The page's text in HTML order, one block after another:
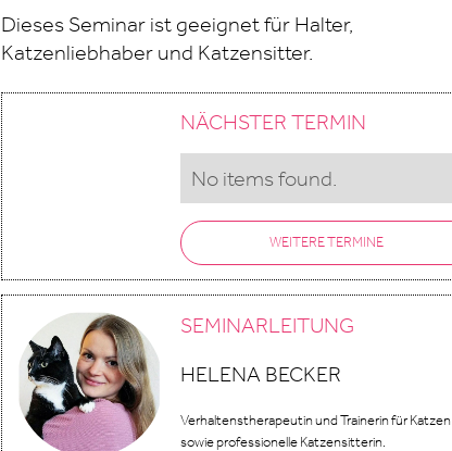
Dieses Seminar ist geeignet für Halter,
Katzenliebhaber und Katzensitter.
SEMINARLEITUNG
HELENA BECKER
Verhaltenstherapeutin und Trainerin für Katzen
sowie professionelle Katzensitterin.
NÄCHSTER TERMIN
WEITERE TERMINE
No items found.